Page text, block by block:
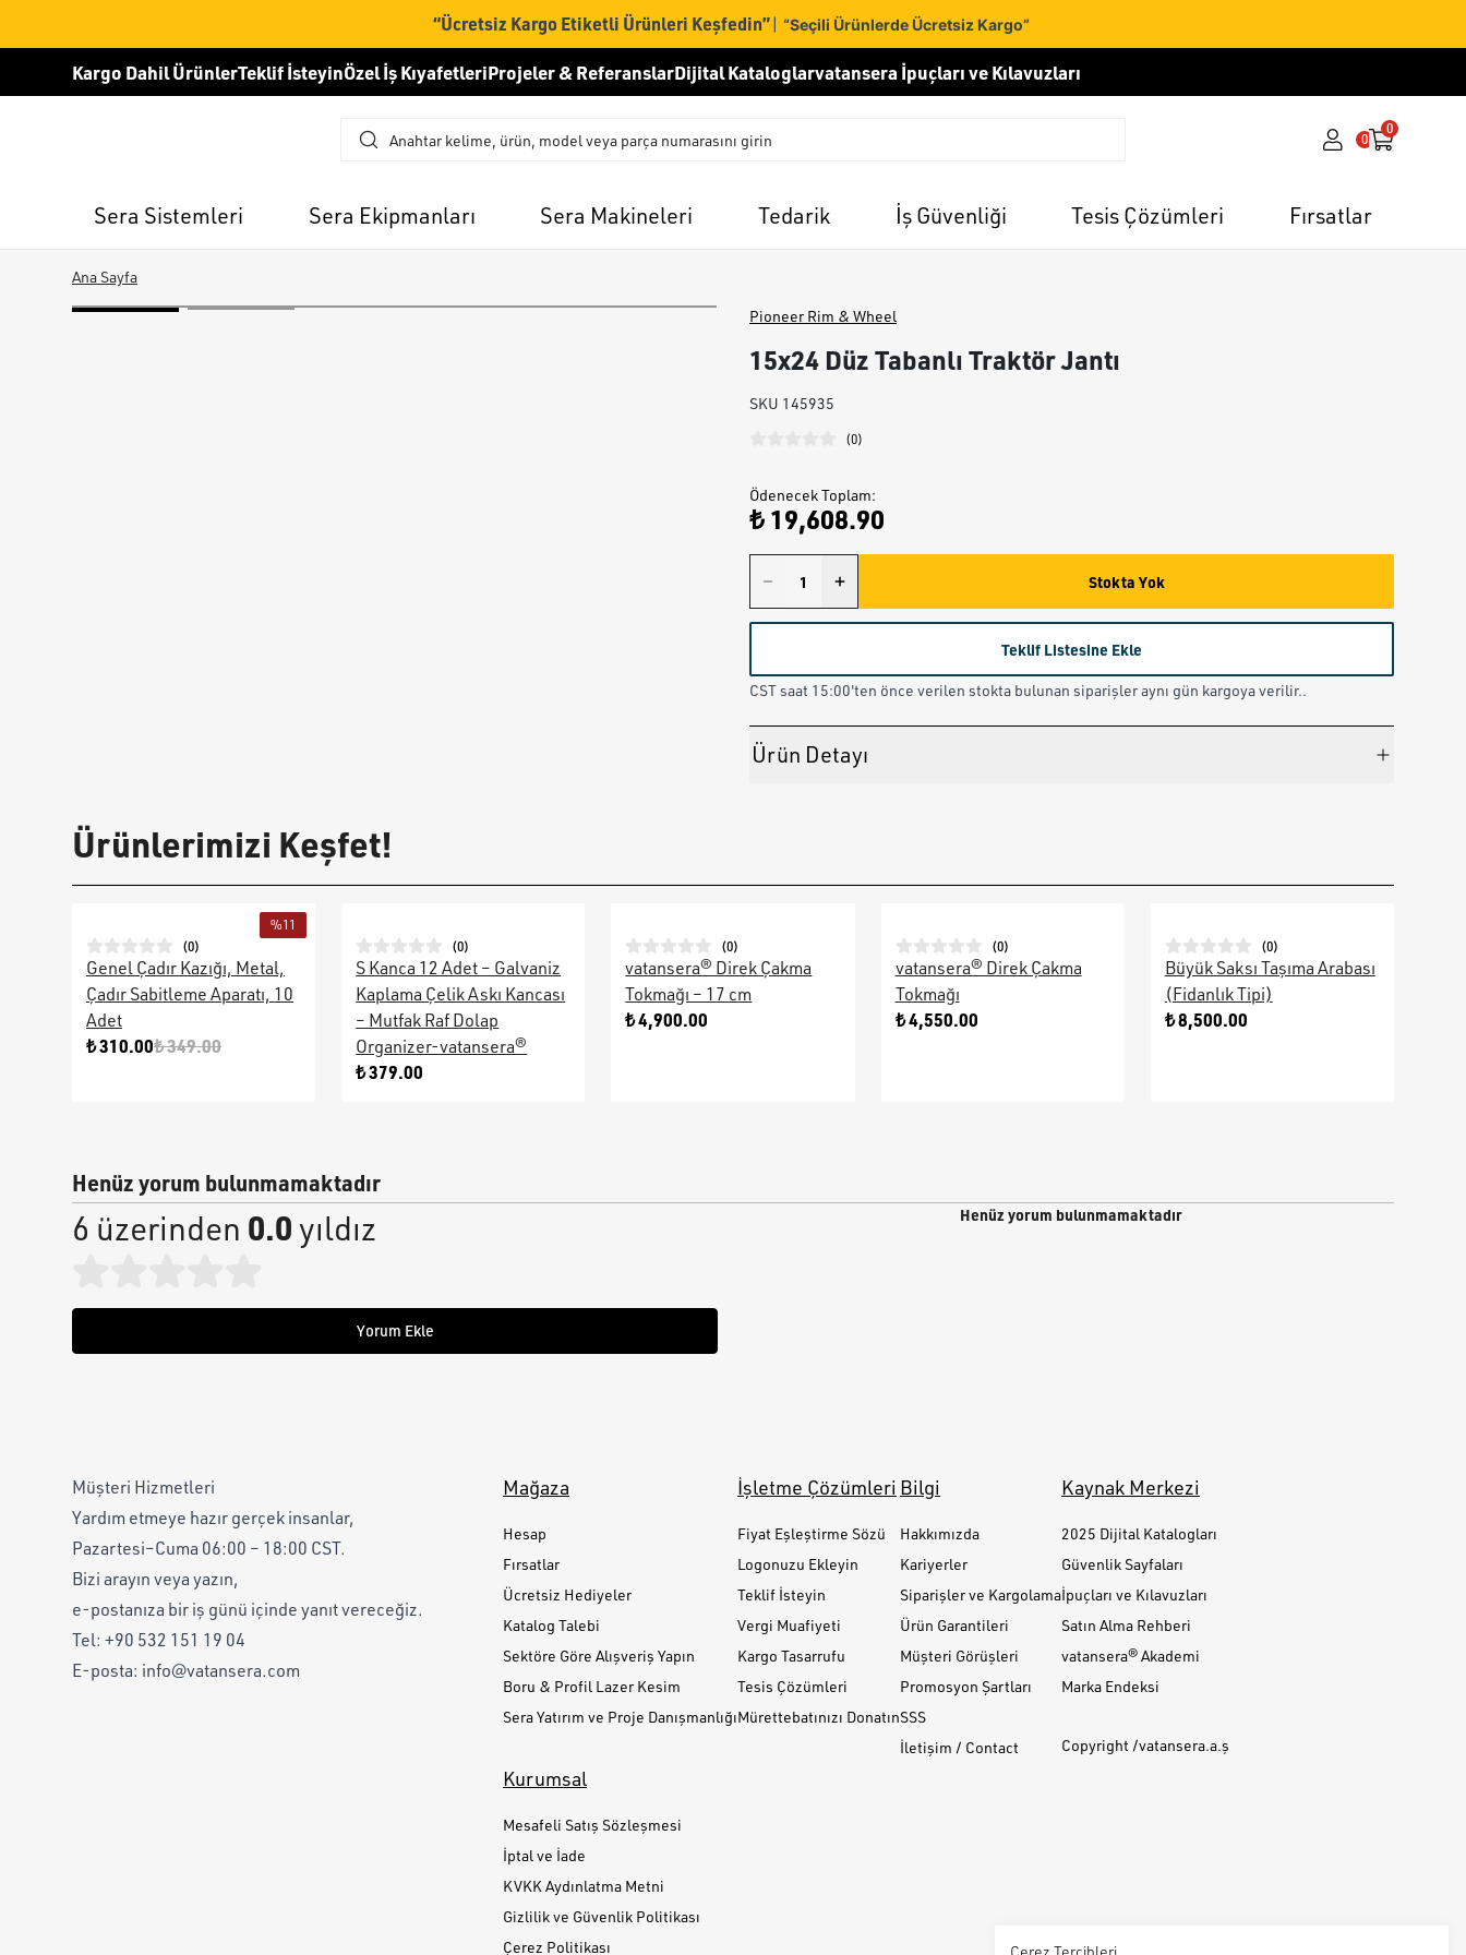
Çerez Tercihleri
“Ücretsiz Kargo Etiketli Ürünleri Keşfedin”| “Seçili Ürünlerde Ücretsiz Kargo”
Kargo Dahil ÜrünlerTeklif İsteyinÖzel İş KıyafetleriProjeler & ReferanslarDijital Kataloglarvatansera İpuçları ve Kılavuzları
0
0
Sera Sistemleri Sera Ekipmanları Sera Makineleri Tedarik İş Güvenliği Tesis Çözümleri Fırsatlar
Ana Sayfa
Pioneer Rim & Wheel
15x24 Düz Tabanlı Traktör Jantı
SKU 145935
(0)
Ödenecek Toplam:
₺ 19,608.90
Stokta Yok
Teklif Listesine Ekle
CST saat 15:00'ten önce verilen stokta bulunan siparişler aynı gün kargoya verilir..
Ürün Detayı
Ürünlerimizi Keşfet!
%11
(0)
Genel Çadır Kazığı, Metal,
Çadır Sabitleme Aparatı, 10
Adet
₺ 310.00₺ 349.00
(0)
S Kanca 12 Adet – Galvaniz
Kaplama Çelik Askı Kancası
– Mutfak Raf Dolap
Organizer-vatansera®
₺ 379.00
(0)
vatansera® Direk Çakma
Tokmağı – 17 cm
₺ 4,900.00
(0)
vatansera® Direk Çakma
Tokmağı
₺ 4,550.00
(0)
Büyük Saksı Taşıma Arabası
(Fidanlık Tipi)
₺ 8,500.00
Henüz yorum bulunmamaktadır
6 üzerinden 0.0yıldız
Yorum Ekle
Henüz yorum bulunmamaktadır
Müşteri Hizmetleri
Yardım etmeye hazır gerçek insanlar,
Pazartesi–Cuma 06:00 – 18:00 CST.
Bizi arayın veya yazın,
e-postanıza bir iş günü içinde yanıt vereceğiz.
Tel: +90 532 151 19 04
E-posta: info@vatansera.com
Mağaza
Hesap
Fırsatlar
Ücretsiz Hediyeler
Katalog Talebi
Sektöre Göre Alışveriş Yapın
Boru & Profil Lazer Kesim
Sera Yatırım ve Proje Danışmanlığı
İşletme Çözümleri
Fiyat Eşleştirme Sözü
Logonuzu Ekleyin
Teklif İsteyin
Vergi Muafiyeti
Kargo Tasarrufu
Tesis Çözümleri
Mürettebatınızı Donatın
Bilgi
Hakkımızda
Kariyerler
Siparişler ve Kargolama
Ürün Garantileri
Müşteri Görüşleri
Promosyon Şartları
SSS
İletişim / Contact
Kaynak Merkezi
2025 Dijital Katalogları
Güvenlik Sayfaları
İpuçları ve Kılavuzları
Satın Alma Rehberi
vatansera® Akademi
Marka Endeksi
Copyright /vatansera.a.ş
Kurumsal
Mesafeli Satış Sözleşmesi
İptal ve İade
KVKK Aydınlatma Metni
Gizlilik ve Güvenlik Politikası
Çerez Politikası